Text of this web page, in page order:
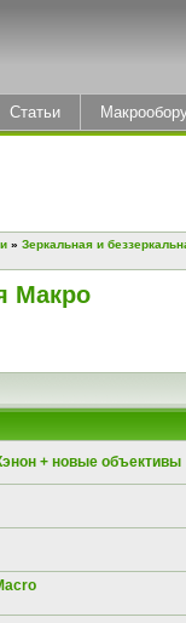
Статьи
» Зеркальная и
Макро
+ новые объективы